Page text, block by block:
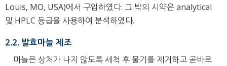
Louis, MO, USA)에서 구입하였다. 그 밖의 시약은 analytical
및 HPLC 등급을 사용하여 분석하였다.
2.2. 발효마늘 제조
마늘은 상처가 나지 않도록 세척 후 물기를 제거하고 곧바로